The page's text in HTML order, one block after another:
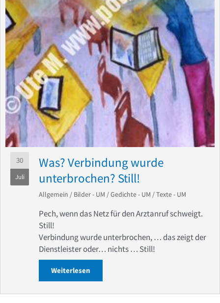
30
Juli
Was? Verbindung wurde
unterbrochen? Still!
Allgemein / Bilder - UM /Gedichte - UM /Texte - UM
Pech, wenn das Netz für den Arztanruf schweigt.
Still!
Verbindung wurde unterbrochen, … das zeigt der
Dienstleister oder… nichts … Still!
Weiterlesen